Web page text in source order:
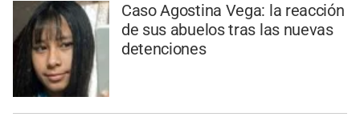
Caso Agostina Vega: la reacción
de sus abuelos tras las nuevas
detenciones